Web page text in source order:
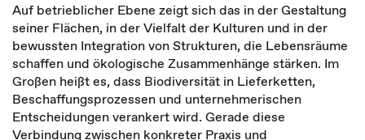
Auf betrieblicher Ebene zeigt sich das in der Gestaltung
seiner Flächen, in der Vielfalt der Kulturen und in der
bewussten Integration von Strukturen, die Lebensräume
schaffen und ökologische Zusammenhänge stärken. Im
Großen heißt es, dass Biodiversität in Lieferketten,
Beschaffungsprozessen und unternehmerischen
Entscheidungen verankert wird. Gerade diese
Verbindung zwischen konkreter Praxis und